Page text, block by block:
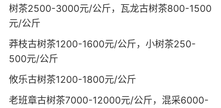
树茶2500-3000元/公斤，瓦龙古树茶800-1500
元/公斤
莽枝古树茶1200-1600元/公斤，小树茶250-
500元/公斤
攸乐古树茶1200-1800元/公斤
老班章古树茶7000-12000元/公斤，混采6000-